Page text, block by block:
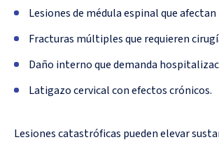
Lesiones de médula espinal que
Fracturas múltiples que requieren
Daño interno que demanda
Latigazo cervical con efectos crónicos.
Lesiones catastróficas pueden elevar